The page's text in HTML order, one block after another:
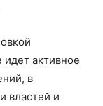
идет активное
в
властей и